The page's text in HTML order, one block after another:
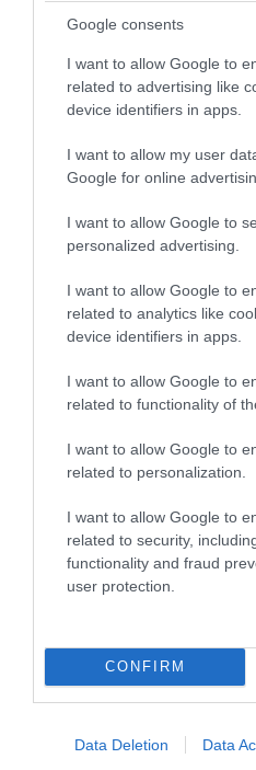
Google consents
I want to allow Google to
related to advertising like
device identifiers in apps.
I want to allow my user
Google for online
I want to allow Google to
personalized advertising.
I want to allow Google to
related to analytics like
device identifiers in apps.
I want to allow Google to
related to functionality of
I want to allow Google to
related to personalization.
I want to allow Google to
related to security,
functionality and fraud
user protection.
CONFIRM
Data Deletion Data
09.08.2026 | 17:02
ΣΥΡΙΖΑ για υποκλοπές:
έχει συνέχεια και
08.08.2026 | 09:02
«Η απόλυτη τραγωδία»:
του Αρκά για τα τατουάζ